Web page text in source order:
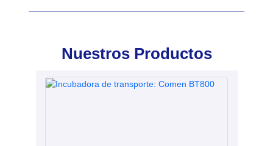
Nuestros Productos